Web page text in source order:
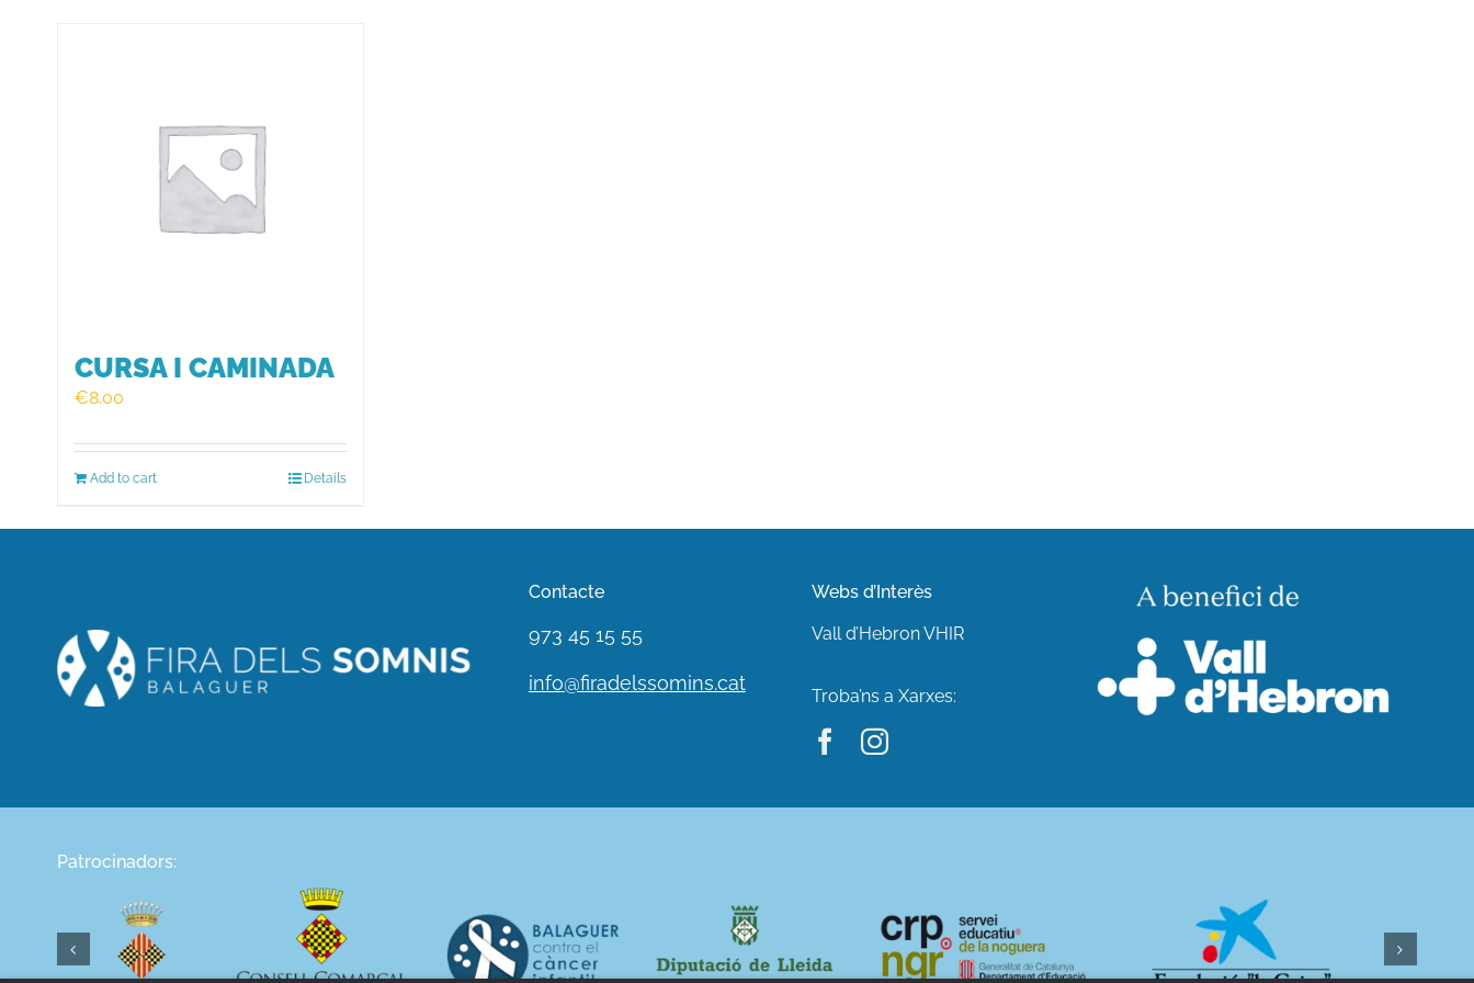
CURSA I CAMINADA
€8.00
Add to cart Details
Contacte
973 45 15 55
info@firadelssomins.cat
Webs d’Interès
Vall d’Hebron VHIR
Troba’ns a Xarxes:
Patrocinadors: